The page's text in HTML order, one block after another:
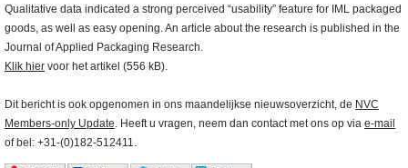
Qualitative data indicated a strong perceived “usability” feature for IML packaged
goods, as well as easy opening. An article about the research is published in the
Journal of Applied Packaging Research.
Klik hier voor het artikel (556 kB).
Dit bericht is ook opgenomen in ons maandelijkse nieuwsoverzicht, de NVC
Members-only Update. Heeft u vragen, neem dan contact met ons op via e-mail
of bel: +31-(0)182-512411.